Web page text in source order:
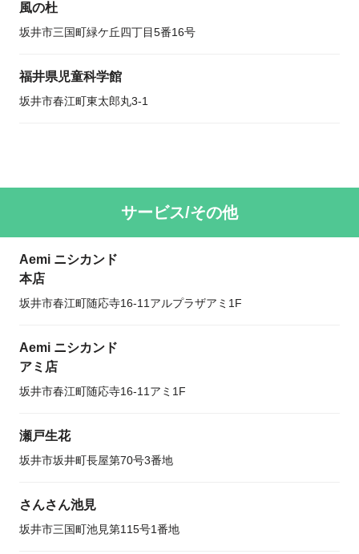
風の杜
坂井市三国町緑ケ丘四丁目5番16号
福井県児童科学館
坂井市春江町東太郎丸3-1
サービス/その他
Aemi ニシカンド
本店
坂井市春江町随応寺16-11アルプラザアミ1F
Aemi ニシカンド
アミ店
坂井市春江町随応寺16-11アミ1F
瀬戸生花
坂井市坂井町長屋第70号3番地
さんさん池見
坂井市三国町池見第115号1番地